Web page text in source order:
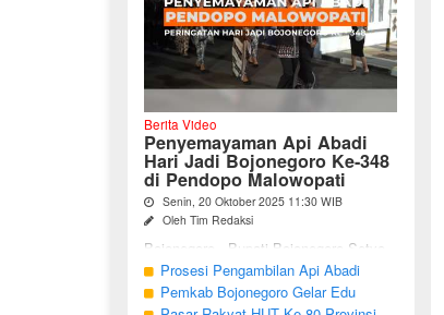
Berita Video
Penyemayaman Api Abadi
Hari Jadi Bojonegoro Ke-348
di Pendopo Malowopati
Senin, 20 Oktober 2025 11:30 WIB
Oleh Tim Redaksi
Bojonegoro - Bupati Bojonegoro Setyo
Wahono, didampingi Wakil Bupati Nurul
Azizah dan Ketua DPRD Abdulloh
Umar, bersama jajaran Forkopimda
Prosesi Pengambilan Api Abadi
Peringatan Hari Jadi Bojonegoro Ke-
Pemkab Bojonegoro Gelar Edu